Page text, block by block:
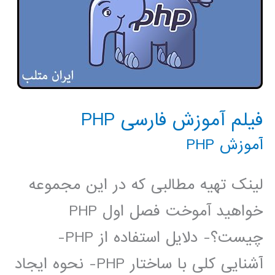
فیلم آموزش فارسی PHP
آموزش PHP
لینک تهیه مطالبی که در این مجموعه
خواهید آموخت فصل اول PHP
چیست؟- دلایل استفاده از PHP-
آشنایی کلی با ساختار PHP- نحوه ایجاد